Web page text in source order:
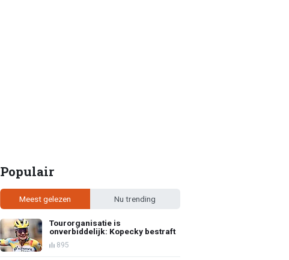
Populair
Meest gelezen Nu trending
Tourorganisatie is
onverbiddelijk: Kopecky bestraft
895